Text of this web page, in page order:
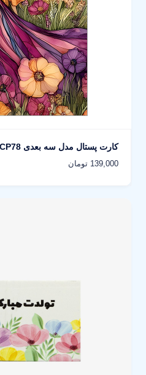
کارت پستال مدل سه بعدی CP78
139,000 تومان